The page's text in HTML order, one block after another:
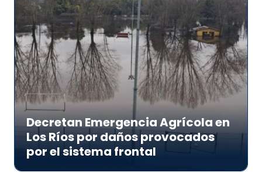
Decretan Emergencia Agrícola en
Los Ríos por daños provocados
por el sistema frontal